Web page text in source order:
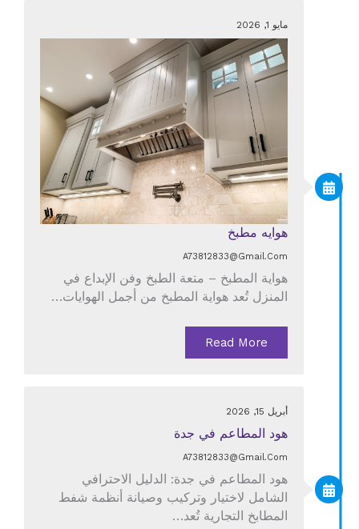
مايو 1, 2026
هوايه مطبخ
A73812833@gmail.com
هواية المطبخ – متعة الطبخ وفن الإبداع في
المنزل تُعد هواية المطبخ من أجمل الهوايات…
Read More
أبريل 15, 2026
هود المطاعم في جدة
A73812833@gmail.com
هود المطاعم في جدة: الدليل الاحترافي
الشامل لاختيار وتركيب وصيانة أنظمة شفط
المطابخ التجارية تُعد…